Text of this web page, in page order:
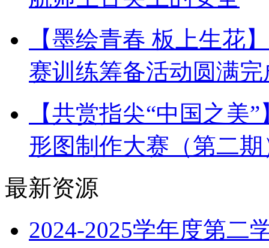
【墨绘青春 板上生花
赛训练筹备活动圆满完
【共赏指尖“中国之美
形图制作大赛（第二期
最新资源
2024-2025学年度第二